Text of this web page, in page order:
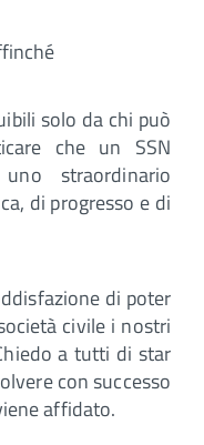
solo da chi può
che un SSN
straordinario
di progresso e di
di poter
civile i nostri
a tutti di star
con successo
affidato.